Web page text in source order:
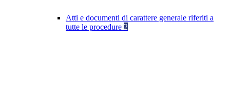
Atti e documenti di carattere generale riferiti a
tutte le procedure 2